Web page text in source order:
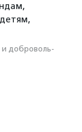
и доброволь­